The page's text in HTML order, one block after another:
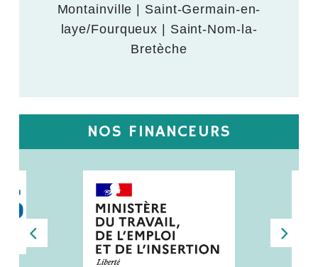
Montainville | Saint-Germain-en-
laye/Fourqueux | Saint-Nom-la-
Bretèche
NOS FINANCEURS